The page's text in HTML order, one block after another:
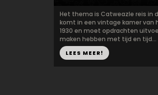
Het thema is Catweazle reis in
komt in een vintage kamer van
1930 en moet opdrachten
maken hebben met tijd en tijd...
LEES MEER!